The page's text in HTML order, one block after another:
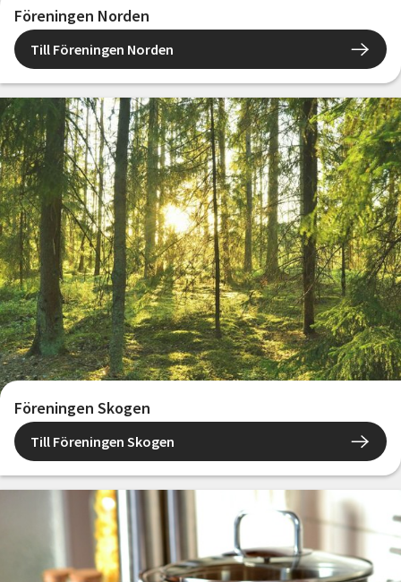
Föreningen Norden
Till Föreningen Norden
Föreningen Skogen
Till Föreningen Skogen